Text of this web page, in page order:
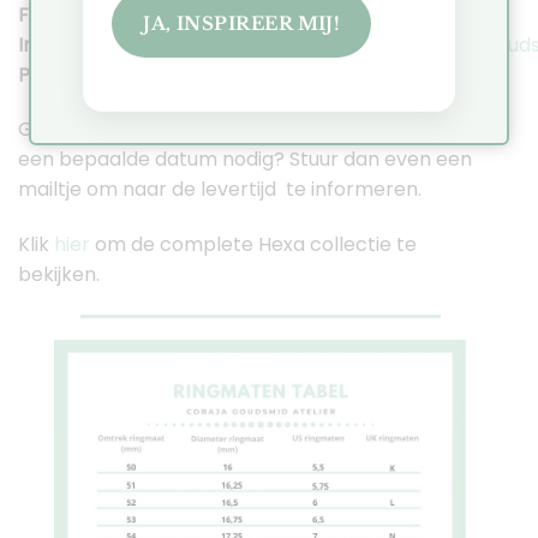
Facebook:
https://www.facebook.com/cobaja.nl
Instagram:https://www.instagram.com/
Pinterest
Gaat het om een cadeau of heb je het sieraad voor
een bepaalde datum nodig? Stuur dan even een
mailtje om naar de levertijd te informeren.
Klik hier om de complete Hexa collectie te
bekijken.
JA, INSPIREER MIJ!